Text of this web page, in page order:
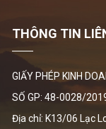
THÔNG TIN
GIẤY PHÉP KINH
SỐ GP: 48-0028/
Địa chỉ: K13/06 Lạc